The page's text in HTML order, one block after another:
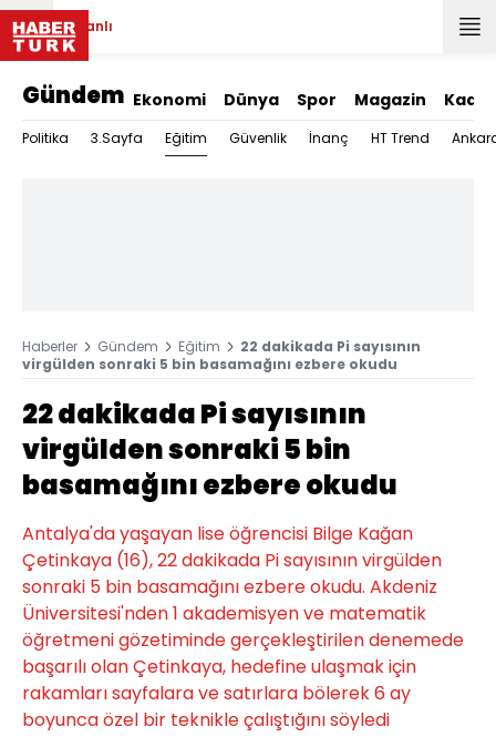
Canlı
Gündem Ekonomi Dünya Spor Magazin Kadın
Politika 3.Sayfa Eğitim Güvenlik İnanç HT Trend
Haberler Gündem Eğitim
22 dakikada Pi sayısının
virgülden sonraki 5 bin basamağını ezbere okudu
22 dakikada Pi sayısının
virgülden sonraki 5 bin
basamağını ezbere okudu
Antalya'da yaşayan lise öğrencisi Bilge Kağan
Çetinkaya (16), 22 dakikada Pi sayısının virgülden
sonraki 5 bin basamağını ezbere okudu. Akdeniz
Üniversitesi'nden 1 akademisyen ve matematik
öğretmeni gözetiminde gerçekleştirilen denemede
başarılı olan Çetinkaya, hedefine ulaşmak için
rakamları sayfalara ve satırlara bölerek 6 ay
boyunca özel bir teknikle çalıştığını söyledi